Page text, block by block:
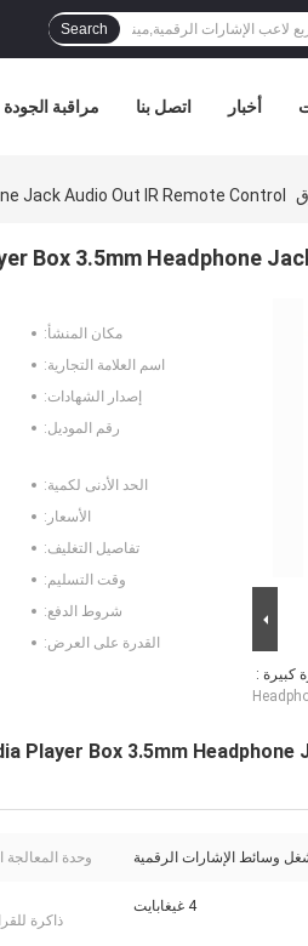
Search
مراقبة الجودة اتصل بنا أخبار
Jack Audio Out IR Remote Control
Box 3.5mm Headphone
كبيرة :
مكان المنشأ:
اسم العلامة التجارية:
إصدار الشهادات:
رقم الموديل:
الحد الأدنى لكمية:
الأسعار:
تفاصيل التغليف:
وقت التسليم:
شروط الدفع:
القدرة على العرض:
Player Box 3.5mm Headphone
وحدة المعالجة
4 غيغابايت
ذاكرة